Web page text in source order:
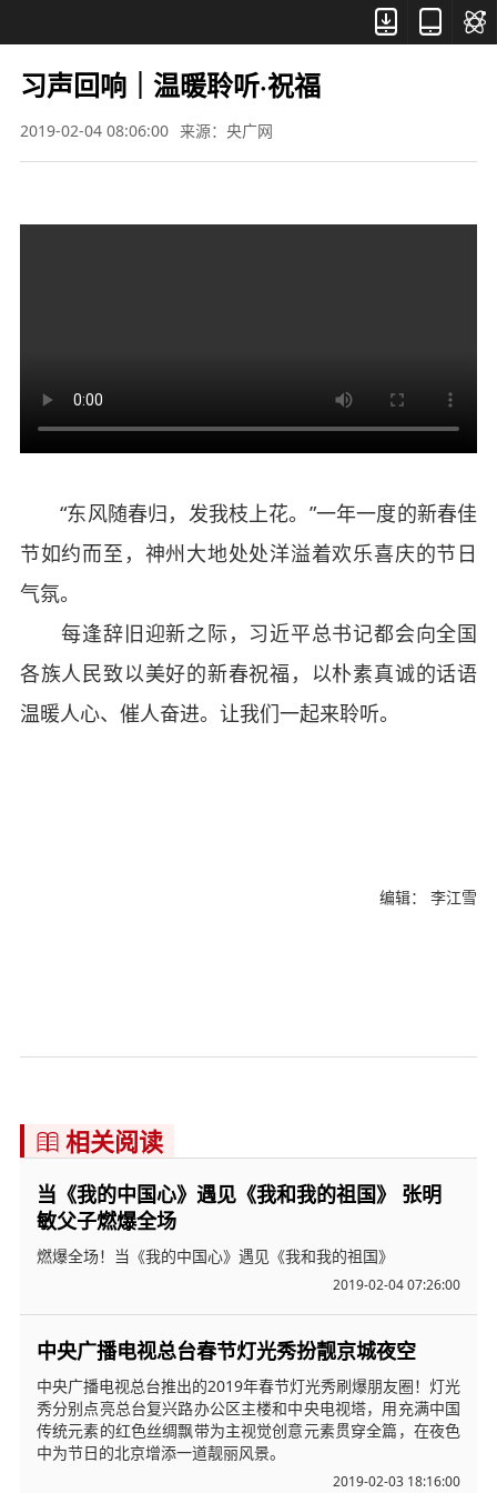



习声回响｜温暖聆听·祝福
2019-02-04 08:06:00 来源：央广网
“东风随春归，发我枝上花。”一年一度的新春佳
节如约而至，神州大地处处洋溢着欢乐喜庆的节日
气氛。
每逢辞旧迎新之际，习近平总书记都会向全国
各族人民致以美好的新春祝福，以朴素真诚的话语
温暖人心、催人奋进。让我们一起来聆听。
编辑： 李江雪
 相关阅读
当《我的中国心》遇见《我和我的祖国》 张明
敏父子燃爆全场
燃爆全场！当《我的中国心》遇见《我和我的祖国》
2019-02-04 07:26:00
中央广播电视总台春节灯光秀扮靓京城夜空
中央广播电视总台推出的2019年春节灯光秀刷爆朋友圈！灯光
秀分别点亮总台复兴路办公区主楼和中央电视塔，用充满中国
传统元素的红色丝绸飘带为主视觉创意元素贯穿全篇，在夜色
中为节日的北京增添一道靓丽风景。
2019-02-03 18:16:00